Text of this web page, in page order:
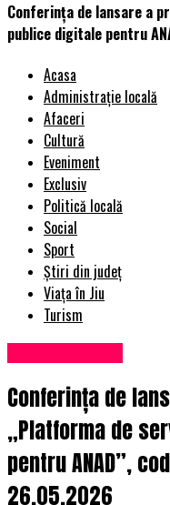
Conferința de lansare a
publice digitale pentru
Acasa
Administrație locală
Afaceri
Cultură
Eveniment
Exclusiv
Politică locală
Social
Sport
Știri din județ
Viața în Jiu
Turism
Conferința de
„Platforma de
pentru ANAD”,
26.05.2026